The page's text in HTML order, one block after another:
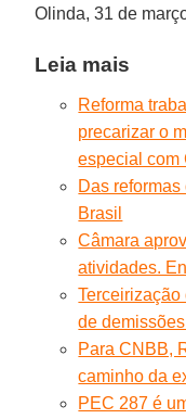
Olinda, 31 de
Leia mais
Reforma
precarizar o
especial com
Das
Brasil
Câmara
atividades.
de
Para CNBB,
caminho da
PEC 287 é